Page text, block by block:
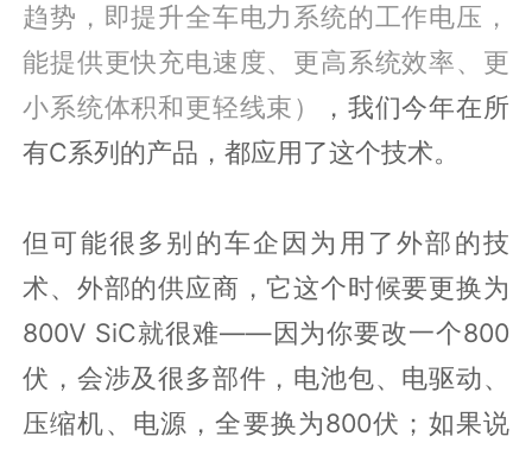
趋势，即提升全车电力系统的工作电压，
能提供更快充电速度、更高系统效率、更
小系统体积和更轻线束）
，我们今年在所
有C系列的产品，都应用了这个技术。
但可能很多别的车企因为用了外部的技
术、外部的供应商，它这个时候要更换为
800V SiC就很难——因为你要改一个800
伏，会涉及很多部件，电池包、电驱动、
压缩机、电源，全要换为800伏；如果说